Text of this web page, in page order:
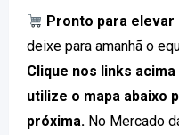
Pronto para elevar
deixe para amanhã o
Clique nos links
utilize o mapa abaixo
próxima. No Mercado